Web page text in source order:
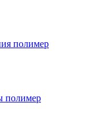
полимер
полимер